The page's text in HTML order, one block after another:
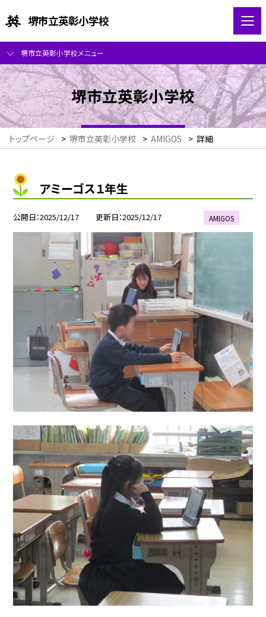
堺市立英彰小学校
堺市立英彰小学校メニュー
堺市立英彰小学校
トップページ > 堺市立英彰小学校 > AMIGOS > 詳細
アミーゴス１年生
公開日 2025/12/17 更新日 2025/12/17 AMIGOS